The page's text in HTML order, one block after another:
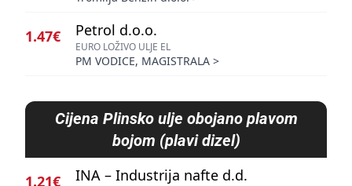
1.47€ Petrol d.o.o.
EURO LOŽIVO ULJE EL
PM VODICE, MAGISTRALA >
Cijena Plinsko ulje obojano plavom
bojom (plavi dizel)
1.21€ INA – Industrija nafte d.d.